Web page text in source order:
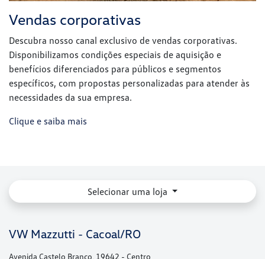
Clique e saiba mais
Selecionar uma loja
VW Mazzutti - Cacoal/RO
Telefone
WhatsApp